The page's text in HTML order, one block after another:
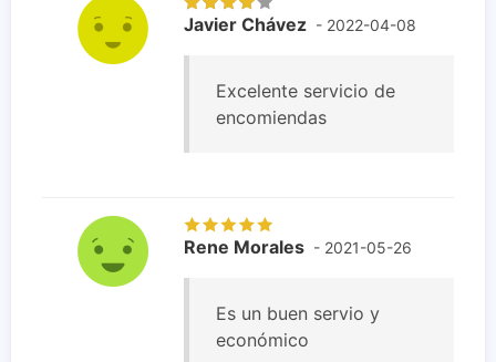
Javier Chávez - 2022-04-08
Excelente servicio de
encomiendas
Rene Morales - 2021-05-26
Es un buen servio y
económico